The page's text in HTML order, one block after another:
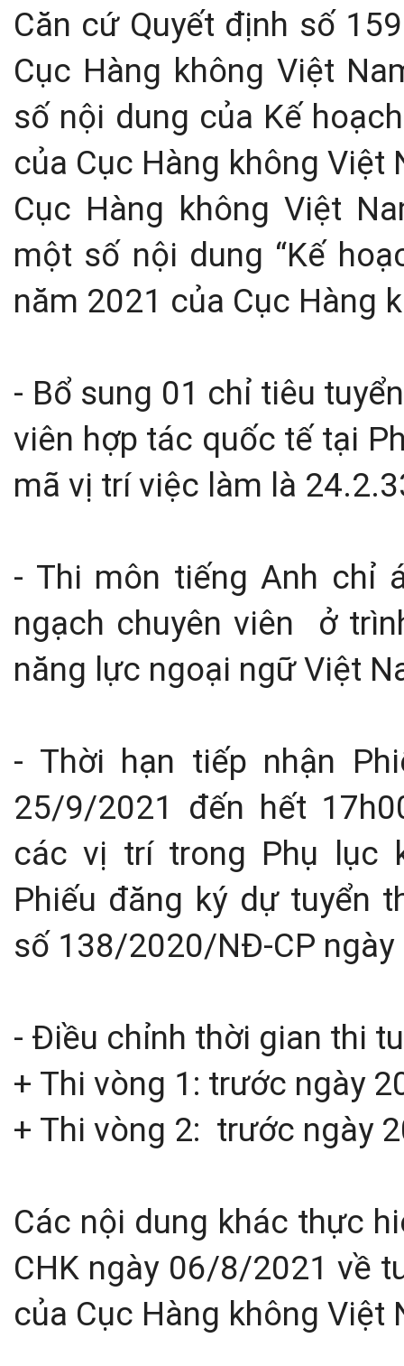
Căn cứ Quyết định số
Cục Hàng không Việt
số nội dung của Kế
của Cục Hàng không Việt
Cục Hàng không Việt
một số nội dung “Kế
năm 2021 của Cục Hàng
- Bổ sung 01 chỉ tiêu
viên hợp tác quốc tế tại
mã vị trí việc làm là
- Thi môn tiếng Anh chỉ
ngạch chuyên viên ở
năng lực ngoại ngữ Việt
- Thời hạn tiếp nhận
25/9/2021 đến hết
các vị trí trong Phụ lục
Phiếu đăng ký dự tuyển
số 138/2020/NĐ-CP
- Điều chỉnh thời gian thi
+ Thi vòng 1: trước ngày
+ Thi vòng 2: trước ngày
Các nội dung khác thực
CHK ngày 06/8/2021 về
của Cục Hàng không Việt